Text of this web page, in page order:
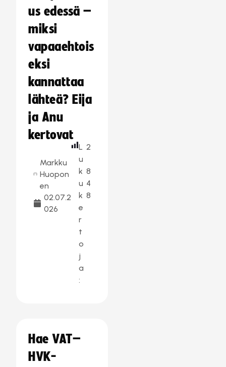
us edessä –
miksi
vapaaehtois
eksi
kannattaa
lähteä? Eija
ja Anu
kertovat
Markku
Huopon
en
02.07.2
026
L
u
k
u
k
e
r
t
o
j
a
:
2
8
4
8
Hae VAT–
HVK-